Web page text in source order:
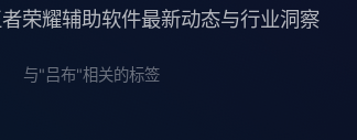
荣耀辅助软件最新动态与行业洞察
与"吕布"相关的标签